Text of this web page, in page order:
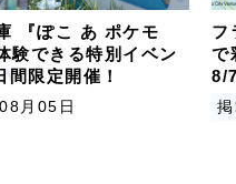
『ぽこ あ ポケモ
験できる特別イベン
間限定開催！
月05日
フ
で
8/
掲